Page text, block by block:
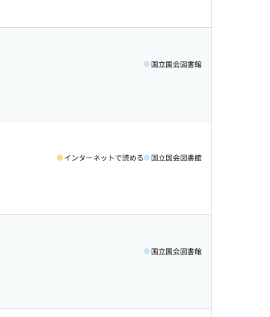
国立国会図書館
インターネットで読める 国立国会図書館
国立国会図書館